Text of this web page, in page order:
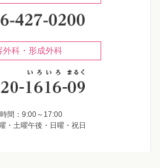
外科・形成外科
間：9:00～17:00
・土曜午後・日曜・祝日